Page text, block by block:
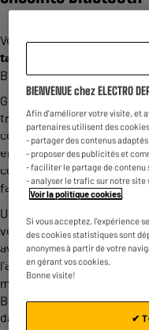
Vous pouvez faire une
tablette
à votre chaîne hi-
Bluetooth.
Grâce au récepteur
transformer une enceinte
connectique adaptée.
enceintes/baffles en
connectique mini-jack 3.5
faudra un émetteur/
Une fois l'
vos enceintes, laissez-la
avoir à le recharger
l’appareil ausystème
mettre à clignoter pour
Bluetooth. Sur votre
dans les paramètres
BIENVENUE chez ELECTRO
Afin d'améliorer votre visite, et
partenaires utilisent des
- partager des contenus
- proposer des publicités et
- faciliter le partage de contenu
- analyser le trafic sur notre site
Voir la politique cookies.
Si vous acceptez, l'expérience
des cookies statistiques sont
anonymes à partir de votre
en gérant vos cookies.
Bonne visite!
✔